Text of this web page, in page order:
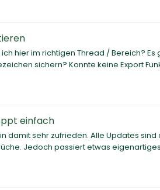
hier im richtigen Thread / Bereich?
sichern? Konnte keine Export
einfach
damit sehr zufrieden. Alle Updates sind
Jedoch passiert etwas